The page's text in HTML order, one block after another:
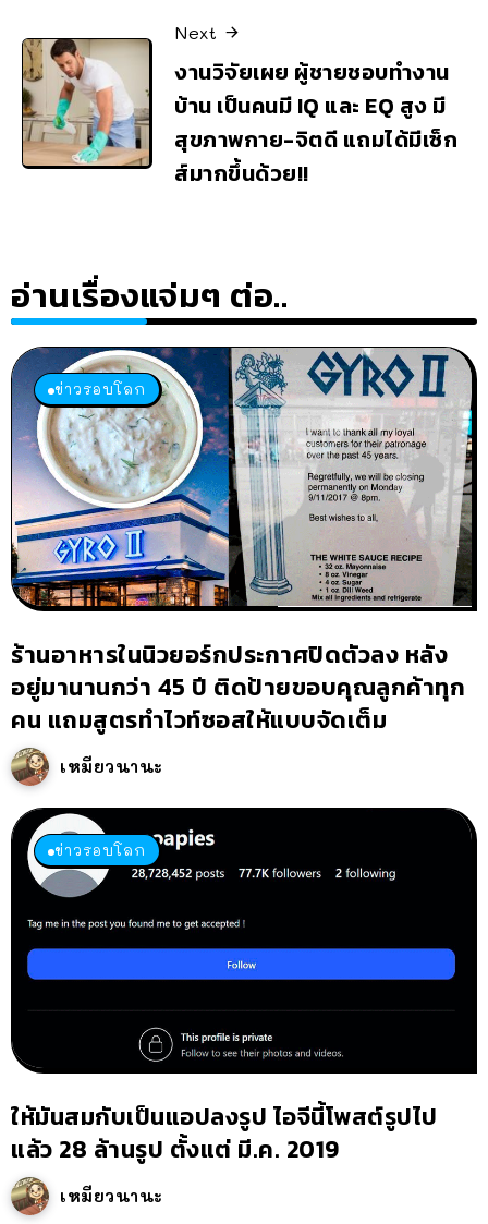
Next
งานวิจัยเผย ผู้ชายชอบทำงาน
บ้าน เป็นคนมี IQ และ EQ สูง มี
สุขภาพกาย-จิตดี แถมได้มีเซ็ก
ส์มากขึ้นด้วย!!
อ่านเรื่องแจ่มๆ ต่อ..
ข่าวรอบโลก
ร้านอาหารในนิวยอร์กประกาศปิดตัวลง หลัง
อยู่มานานกว่า 45 ปี ติดป้ายขอบคุณลูกค้าทุก
คน แถมสูตรทำไวท์ซอสให้แบบจัดเต็ม
เหมียวนานะ
ข่าวรอบโลก
ให้มันสมกับเป็นแอปลงรูป ไอจีนี้โพสต์รูปไป
แล้ว 28 ล้านรูป ตั้งแต่ มี.ค. 2019
เหมียวนานะ